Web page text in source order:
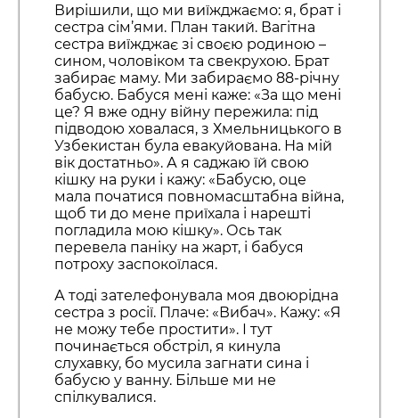
Вирішили, що ми виїжджаємо: я, брат і
сестра сім’ями. План такий. Вагітна
сестра виїжджає зі своєю родиною –
сином, чоловіком та свекрухою. Брат
забирає маму. Ми забираємо 88-річну
бабусю. Бабуся мені каже: «За що мені
це? Я вже одну війну пережила: під
підводою ховалася, з Хмельницького в
Узбекистан була евакуйована. На мій
вік достатньо». А я саджаю їй свою
кішку на руки і кажу: «Бабусю, оце
мала початися повномасштабна війна,
щоб ти до мене приїхала і нарешті
погладила мою кішку». Ось так
перевела паніку на жарт, і бабуся
потроху заспокоїлася.
А тоді зателефонувала моя двоюрідна
сестра з росії. Плаче: «Вибач». Кажу: «Я
не можу тебе простити». І тут
починається обстріл, я кинула
слухавку, бо мусила загнати сина і
бабусю у ванну. Більше ми не
спілкувалися.